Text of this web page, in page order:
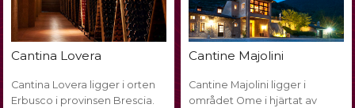
Cantina Lovera
Cantina Lovera ligger i orten
Erbusco i provinsen Brescia.
Cantine Majolini
Cantine Majolini ligger i
området Ome i hjärtat av